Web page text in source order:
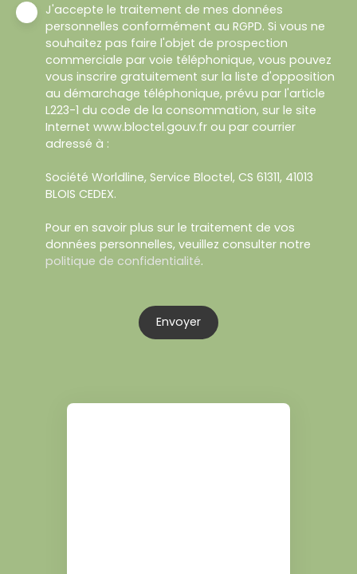
J'accepte le traitement de mes données
personnelles conformément au RGPD. Si vous ne
souhaitez pas faire l'objet de prospection
commerciale par voie téléphonique, vous pouvez
vous inscrire gratuitement sur la liste d'opposition
au démarchage téléphonique, prévu par l'article
L223-1 du code de la consommation, sur le site
Internet www.bloctel.gouv.fr ou par courrier
adressé à :
Société Worldline, Service Bloctel, CS 61311, 41013
BLOIS CEDEX.
Pour en savoir plus sur le traitement de vos
données personnelles, veuillez consulter notre
politique de confidentialité.
Envoyer